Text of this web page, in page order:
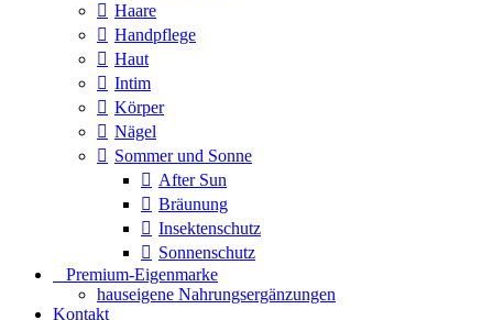
Haare
Handpflege
Haut
Intim
Körper
Nägel
Sommer und Sonne
After Sun
Bräunung
Insektenschutz
Sonnenschutz
⠀​Premium-Eigenmarke
hauseigene Nahrungsergänzungen
Kontakt